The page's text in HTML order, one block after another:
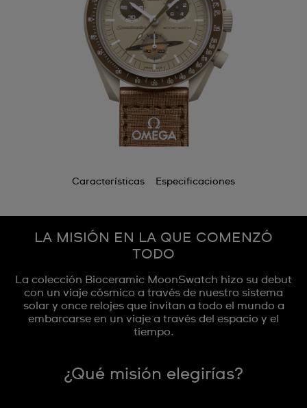
Características Especificaciones
LA MISIÓN EN LA QUE COMENZÓ
TODO
La colección Bioceramic MoonSwatch hizo su debut
con un viaje cósmico a través de nuestro sistema
solar y once relojes que invitan a todo el mundo a
embarcarse en un viaje a través del espacio y el
tiempo.
¿Qué misión elegirías?